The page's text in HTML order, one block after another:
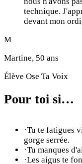
technique.
devant mon
M
Martine, 50 ans
Élève Ose Ta Voix
Pour toi si…
·Tu te fatigues
gorge serrée.
·Tu manques
·Les aigus te